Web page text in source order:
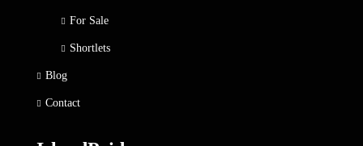
For Sale
Shortlets
Blog
Contact